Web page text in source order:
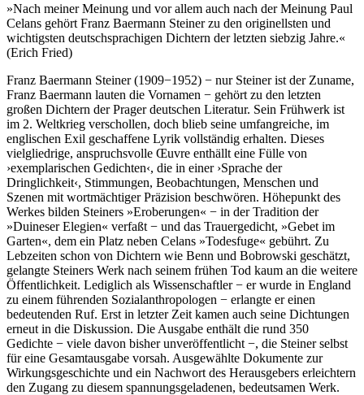
»Nach meiner Meinung und vor allem auch nach der Meinung Paul
Celans gehört Franz Baermann Steiner zu den originellsten und
wichtigsten deutschsprachigen Dichtern der letzten siebzig Jahre.«
(Erich Fried)
Franz Baermann Steiner (1909−1952) − nur Steiner ist der Zuname,
Franz Baermann lauten die Vornamen − gehört zu den letzten
großen Dichtern der Prager deutschen Literatur. Sein Frühwerk ist
im 2. Weltkrieg verschollen, doch blieb seine umfangreiche, im
englischen Exil geschaffene Lyrik vollständig erhalten. Dieses
vielgliedrige, anspruchsvolle Œuvre enthällt eine Fülle von
›exemplarischen Gedichten‹, die in einer ›Sprache der
Dringlichkeit‹, Stimmungen, Beobachtungen, Menschen und
Szenen mit wortmächtiger Präzision beschwören. Höhepunkt des
Werkes bilden Steiners »Eroberungen« − in der Tradition der
»Duineser Elegien« verfaßt − und das Trauergedicht, »Gebet im
Garten«, dem ein Platz neben Celans »Todesfuge« gebührt. Zu
Lebzeiten schon von Dichtern wie Benn und Bobrowski geschätzt,
gelangte Steiners Werk nach seinem frühen Tod kaum an die weitere
Öffentlichkeit. Lediglich als Wissenschaftler − er wurde in England
zu einem führenden Sozialanthropologen − erlangte er einen
bedeutenden Ruf. Erst in letzter Zeit kamen auch seine Dichtungen
erneut in die Diskussion. Die Ausgabe enthält die rund 350
Gedichte − viele davon bisher unveröffentlicht −, die Steiner selbst
für eine Gesamtausgabe vorsah. Ausgewählte Dokumente zur
Wirkungsgeschichte und ein Nachwort des Herausgebers erleichtern
den Zugang zu diesem spannungsgeladenen, bedeutsamen Werk.